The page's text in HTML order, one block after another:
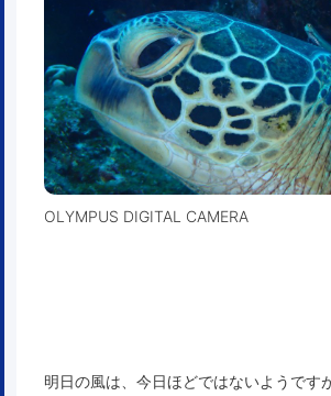
OLYMPUS DIGITAL CAMERA
明日の風は、今日ほどではないようです